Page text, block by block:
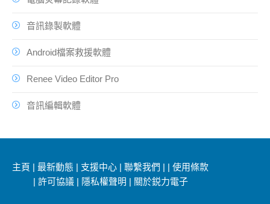
音訊錄製軟體
Android檔案救援軟體
Renee Video Editor Pro
音訊編輯軟體
主頁 |最新動態 | 支援中心 |聯繫我們 | |使用條款
| 許可協議| 隱私權聲明 | 關於鋭力電子